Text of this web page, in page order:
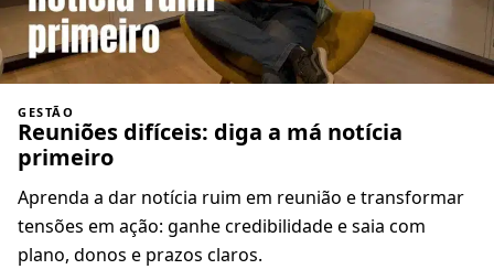
GESTÃO
Reuniões difíceis: diga a má notícia
primeiro
Aprenda a dar notícia ruim em reunião e transformar
tensões em ação: ganhe credibilidade e saia com
plano, donos e prazos claros.